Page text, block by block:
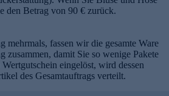
den Betrag von 90 € zurück.
mehrmals, fassen wir die gesamte Ware
zusammen, damit Sie so wenige Pakete
eingelöst, wird dessen
des Gesamtauftrags verteilt.